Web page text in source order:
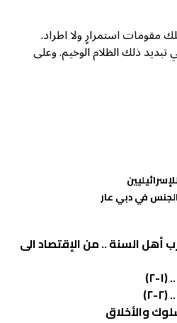
مقومات استمرارٍ ولا اطراد.
ذلك الظلام الوخيم. وعلى
في دبي عار
أهل السنة .. من الإقتصاد الى
٢)
٢)
والأخلاق